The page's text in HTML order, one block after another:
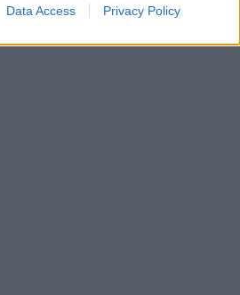
Data Access Privacy Policy